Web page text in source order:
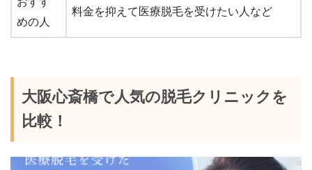
めの人
料金を抑えて医療脱毛を受けたい人など
大阪心斎橋で人気の脱毛クリニックを
比較！